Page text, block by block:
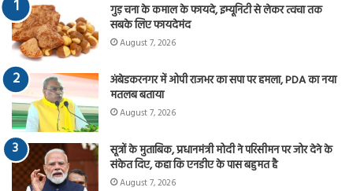
गुड़ चना के कमाल के फायदे, इम्यूनिटी से लेकर त्वचा तक
सबके लिए फायदेमंद
August 7, 2026
अंबेडकरनगर में ओपी राजभर का सपा पर हमला, PDA का नया
मतलब बताया
August 7, 2026
सूत्रों के मुताबिक, प्रधानमंत्री मोदी ने परिसीमन पर जोर देने के
संकेत दिए, कहा कि एनडीए के पास बहुमत है
August 7, 2026